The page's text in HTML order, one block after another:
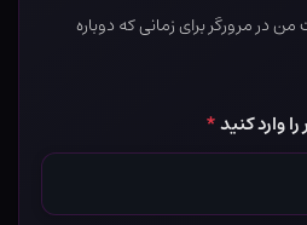
در مرورگر برای زمانی که دوباره
وارد کنید*